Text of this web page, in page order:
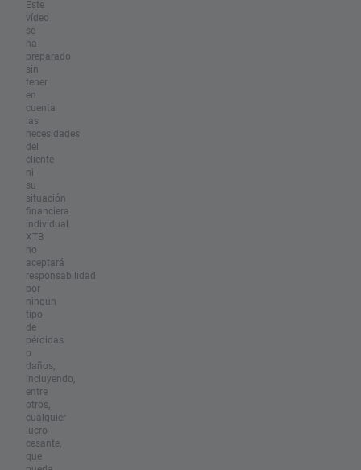
Este
vídeo
se
ha
preparado
sin
tener
en
cuenta
las
necesidades
del
cliente
ni
su
situación
financiera
individual.
XTB
no
aceptará
responsabilidad
por
ningún
tipo
de
pérdidas
o
daños,
incluyendo,
entre
otros,
cualquier
lucro
cesante,
que